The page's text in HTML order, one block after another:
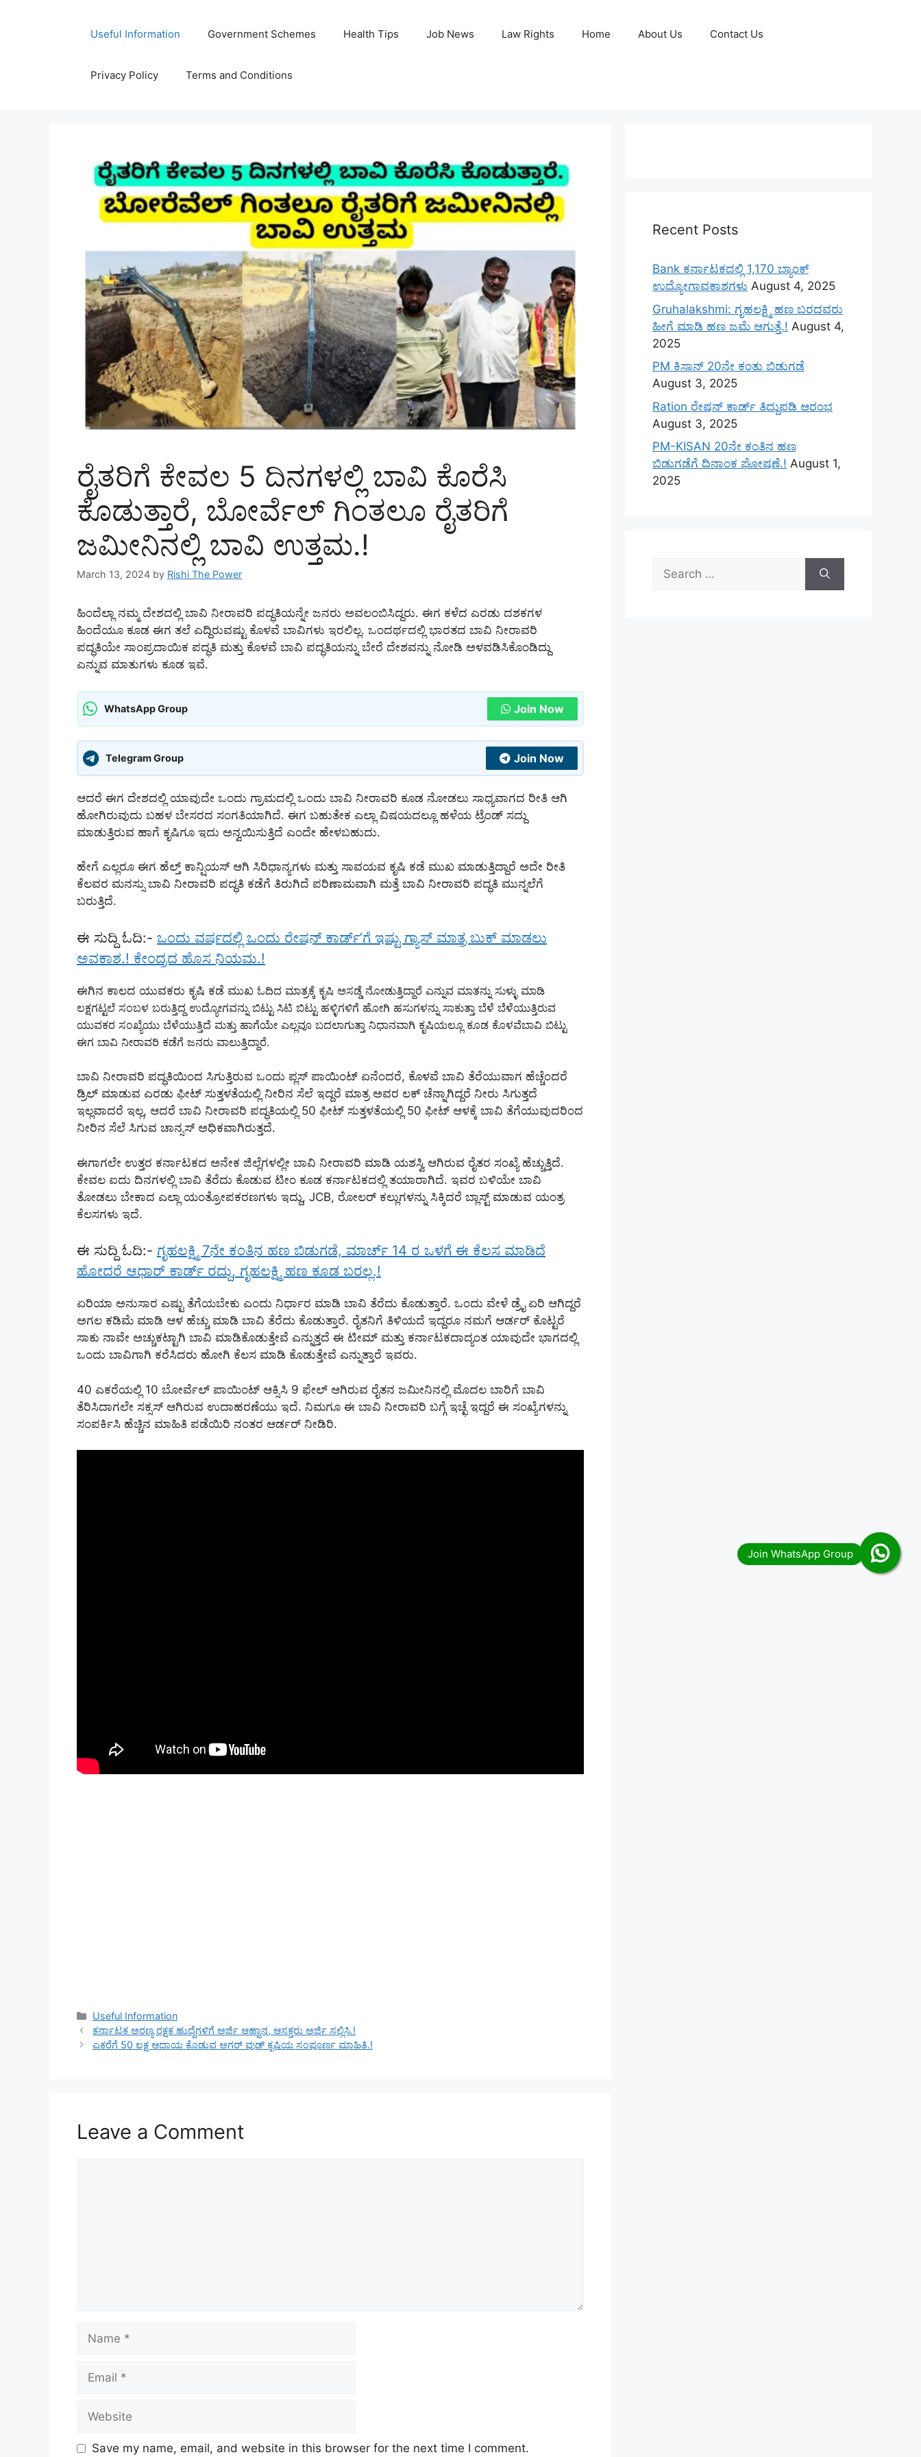
Useful Information Government Schemes Health Tips Job News Law Rights Home About Us Contact Us
Privacy Policy Terms and Conditions
ರೈತರಿಗೆ ಕೇವಲ 5 ದಿನಗಳಲ್ಲಿ ಬಾವಿ ಕೊರೆಸಿ
ಕೊಡುತ್ತಾರೆ, ಬೋರ್ವೆಲ್ ಗಿಂತಲೂ ರೈತರಿಗೆ
ಜಮೀನಿನಲ್ಲಿ ಬಾವಿ ಉತ್ತಮ.!
March 13, 2024 by Rishi The Power
ಹಿಂದೆಲ್ಲಾ ನಮ್ಮ ದೇಶದಲ್ಲಿ ಬಾವಿ ನೀರಾವರಿ ಪದ್ಧತಿಯನ್ನೇ ಜನರು ಅವಲಂಬಿಸಿದ್ದರು. ಈಗ ಕಳೆದ ಎರಡು ದಶಕಗಳ
ಹಿಂದೆಯೂ ಕೂಡ ಈಗ ತಲೆ ಎದ್ದಿರುವಷ್ಟು ಕೊಳವೆ ಬಾವಿಗಳು ಇರಲಿಲ್ಲ. ಒಂದರ್ಥದಲ್ಲಿ ಭಾರತದ ಬಾವಿ ನೀರಾವರಿ
ಪದ್ಧತಿಯೇ ಸಾಂಪ್ರದಾಯಿಕ ಪದ್ಧತಿ ಮತ್ತು ಕೊಳವೆ ಬಾವಿ ಪದ್ಧತಿಯನ್ನು ಬೇರೆ ದೇಶವನ್ನು ನೋಡಿ ಅಳವಡಿಸಿಕೊಂಡಿದ್ದು
ಎನ್ನುವ ಮಾತುಗಳು ಕೂಡ ಇವೆ.
WhatsApp Group Join Now
Telegram Group Join Now
ಆದರೆ ಈಗ ದೇಶದಲ್ಲಿ ಯಾವುದೇ ಒಂದು ಗ್ರಾಮದಲ್ಲಿ ಒಂದು ಬಾವಿ ನೀರಾವರಿ ಕೂಡ ನೋಡಲು ಸಾಧ್ಯವಾಗದ ರೀತಿ ಆಗಿ
ಹೋಗಿರುವುದು ಬಹಳ ಬೇಸರದ ಸಂಗತಿಯಾಗಿದೆ. ಈಗ ಬಹುತೇಕ ಎಲ್ಲಾ ವಿಷಯದಲ್ಲೂ ಹಳೆಯ ಟ್ರೆಂಡ್ ಸದ್ದು
ಮಾಡುತ್ತಿರುವ ಹಾಗೆ ಕೃಷಿಗೂ ಇದು ಅನ್ವಯಿಸುತ್ತಿದೆ ಎಂದೇ ಹೇಳಬಹುದು.
ಹೇಗೆ ಎಲ್ಲರೂ ಈಗ ಹೆಲ್ತ್ ಕಾನ್ಷಿಯಸ್ ಆಗಿ ಸಿರಿಧಾನ್ಯಗಳು ಮತ್ತು ಸಾವಯವ ಕೃಷಿ ಕಡೆ ಮುಖ ಮಾಡುತ್ತಿದ್ದಾರೆ ಅದೇ ರೀತಿ
ಕೆಲವರ ಮನಸ್ಸು ಬಾವಿ ನೀರಾವರಿ ಪದ್ಧತಿ ಕಡೆಗೆ ತಿರುಗಿದೆ ಪರಿಣಾಮವಾಗಿ ಮತ್ತೆ ಬಾವಿ ನೀರಾವರಿ ಪದ್ಧತಿ ಮುನ್ನಲೆಗೆ
ಬರುತ್ತಿದೆ.
ಈ ಸುದ್ದಿ ಓದಿ:- ಒಂದು ವರ್ಷದಲ್ಲಿ ಒಂದು ರೇಷನ್ ಕಾರ್ಡ್’ಗೆ ಇಷ್ಟು ಗ್ಯಾಸ್ ಮಾತ್ರ ಬುಕ್ ಮಾಡಲು
ಅವಕಾಶ.! ಕೇಂದ್ರದ ಹೊಸ ನಿಯಮ.!
ಈಗಿನ ಕಾಲದ ಯುವಕರು ಕೃಷಿ ಕಡೆ ಮುಖ ಓದಿದ ಮಾತ್ರಕ್ಕೆ ಕೃಷಿ ಅಸಡ್ಡೆ ನೋಡುತ್ತಿದ್ದಾರೆ ಎನ್ನುವ ಮಾತನ್ನು ಸುಳ್ಳು ಮಾಡಿ
ಲಕ್ಷಗಟ್ಟಲೆ ಸಂಬಳ ಬರುತ್ತಿದ್ದ ಉದ್ಯೋಗವನ್ನು ಬಿಟ್ಟು ಸಿಟಿ ಬಿಟ್ಟು ಹಳ್ಳಿಗಳಿಗೆ ಹೋಗಿ ಹಸುಗಳನ್ನು ಸಾಕುತ್ತಾ ಬೆಳೆ ಬೆಳೆಯುತ್ತಿರುವ
ಯುವಕರ ಸಂಖ್ಯೆಯು ಬೆಳೆಯುತ್ತಿದೆ ಮತ್ತು ಹಾಗೆಯೇ ಎಲ್ಲವೂ ಬದಲಾಗುತ್ತಾ ನಿಧಾನವಾಗಿ ಕೃಷಿಯಲ್ಲೂ ಕೂಡ ಕೊಳವೆಬಾವಿ ಬಿಟ್ಟು
ಈಗ ಬಾವಿ ನೀರಾವರಿ ಕಡೆಗೆ ಜನರು ವಾಲುತ್ತಿದ್ದಾರೆ.
ಬಾವಿ ನೀರಾವರಿ ಪದ್ಧತಿಯಿಂದ ಸಿಗುತ್ತಿರುವ ಒಂದು ಪ್ಲಸ್ ಪಾಯಿಂಟ್ ಏನೆಂದರೆ, ಕೊಳವೆ ಬಾವಿ ತೆರೆಯುವಾಗ ಹೆಚ್ಚೆಂದರೆ
ಡ್ರಿಲ್ ಮಾಡುವ ಎರಡು ಫೀಟ್ ಸುತ್ತಳತೆಯಲ್ಲಿ ನೀರಿನ ಸೆಲೆ ಇದ್ದರೆ ಮಾತ್ರ ಅವರ ಲಕ್ ಚೆನ್ನಾಗಿದ್ದರೆ ನೀರು ಸಿಗುತ್ತದೆ
ಇಲ್ಲವಾದರೆ ಇಲ್ಲ, ಆದರೆ ಬಾವಿ ನೀರಾವರಿ ಪದ್ಧತಿಯಲ್ಲಿ 50 ಫೀಟ್ ಸುತ್ತಳತೆಯಲ್ಲಿ 50 ಫೀಟ್ ಆಳಕ್ಕೆ ಬಾವಿ ತೆಗೆಯುವುದರಿಂದ
ನೀರಿನ ಸೆಲೆ ಸಿಗುವ ಚಾನ್ಸಸ್ ಅಧಿಕವಾಗಿರುತ್ತದೆ.
ಈಗಾಗಲೇ ಉತ್ತರ ಕರ್ನಾಟಕದ ಅನೇಕ ಜಿಲ್ಲೆಗಳಲ್ಲೀ ಬಾವಿ ನೀರಾವರಿ ಮಾಡಿ ಯಶಸ್ವಿ ಆಗಿರುವ ರೈತರ ಸಂಖ್ಯೆ ಹೆಚ್ಚುತ್ತಿದೆ.
ಕೇವಲ ಐದು ದಿನಗಳಲ್ಲಿ ಬಾವಿ ತೆರೆದು ಕೊಡುವ ಟೀಂ ಕೂಡ ಕರ್ನಾಟಕದಲ್ಲಿ ತಯಾರಾಗಿದೆ. ಇವರ ಬಳಿಯೇ ಬಾವಿ
ತೋಡಲು ಬೇಕಾದ ಎಲ್ಲಾ ಯಂತ್ರೋಪಕರಣಗಳು ಇದ್ದು, JCB, ರೋಲರ್ ಕಲ್ಲುಗಳನ್ನು ಸಿಕ್ಕಿದರೆ ಬ್ಲಾಸ್ಟ್ ಮಾಡುವ ಯಂತ್ರ
ಕೆಲಸಗಳು ಇದೆ.
ಈ ಸುದ್ದಿ ಓದಿ:- ಗೃಹಲಕ್ಷ್ಮಿ 7ನೇ ಕಂತಿನ ಹಣ ಬಿಡುಗಡೆ, ಮಾರ್ಚ್ 14 ರ ಒಳಗೆ ಈ ಕೆಲಸ ಮಾಡಿದೆ
ಹೋದರೆ ಆಧಾರ್ ಕಾರ್ಡ್ ರದ್ದು, ಗೃಹಲಕ್ಷ್ಮಿ ಹಣ ಕೂಡ ಬರಲ್ಲ.!
ಏರಿಯಾ ಅನುಸಾರ ಎಷ್ಟು ತೆಗೆಯಬೇಕು ಎಂದು ನಿರ್ಧಾರ ಮಾಡಿ ಬಾವಿ ತೆರೆದು ಕೊಡುತ್ತಾರೆ. ಒಂದು ವೇಳೆ ಡ್ರೈ ಏರಿ ಆಗಿದ್ದರೆ
ಅಗಲ ಕಡಿಮೆ ಮಾಡಿ ಆಳ ಹೆಚ್ಚು ಮಾಡಿ ಬಾವಿ ತೆರೆದು ಕೊಡುತ್ತಾರೆ. ರೈತನಿಗೆ ತಿಳಿಯದೆ ಇದ್ದರೂ ನಮಗೆ ಆರ್ಡರ್ ಕೊಟ್ಟರೆ
ಸಾಕು ನಾವೇ ಅಚ್ಚುಕಟ್ಟಾಗಿ ಬಾವಿ ಮಾಡಿಕೊಡುತ್ತೇವೆ ಎನ್ನುತ್ತದೆ ಈ ಟೀಮ್ ಮತ್ತು ಕರ್ನಾಟಕದಾದ್ಯಂತ ಯಾವುದೇ ಭಾಗದಲ್ಲಿ
ಒಂದು ಬಾವಿಗಾಗಿ ಕರೆಸಿದರು ಹೋಗಿ ಕೆಲಸ ಮಾಡಿ ಕೊಡುತ್ತೇವೆ ಎನ್ನುತ್ತಾರೆ ಇವರು.
40 ಎಕರೆಯಲ್ಲಿ 10 ಬೋರ್ವೆಲ್ ಪಾಯಿಂಟ್ ಆಕ್ಸಿಸಿ 9 ಫೇಲ್ ಆಗಿರುವ ರೈತನ ಜಮೀನಿನಲ್ಲಿ ಮೊದಲ ಬಾರಿಗೆ ಬಾವಿ
ತೆರಿಸಿದಾಗಲೇ ಸಕ್ಸಸ್ ಆಗಿರುವ ಉದಾಹರಣೆಯು ಇದೆ. ನಿಮಗೂ ಈ ಬಾವಿ ನೀರಾವರಿ ಬಗ್ಗೆ ಇಚ್ಛೆ ಇದ್ದರೆ ಈ ಸಂಖ್ಯೆಗಳನ್ನು
ಸಂಪರ್ಕಿಸಿ ಹೆಚ್ಚಿನ ಮಾಹಿತಿ ಪಡೆಯಿರಿ ನಂತರ ಆರ್ಡರ್ ನೀಡಿರಿ.
Categories
Useful Information
ಕರ್ನಾಟಕ ಅರಣ್ಯ ರಕ್ಷಕ ಹುದ್ದೆಗಳಿಗೆ ಅರ್ಜಿ ಆಹ್ವಾನ, ಆಸಕ್ತರು ಅರ್ಜಿ ಸಲ್ಲಿಸಿ.!
ಎಕರೆಗೆ 50 ಲಕ್ಷ ಆದಾಯ ಕೊಡುವ ಅಗರ್ ವುಡ್ ಕೃಷಿಯ ಸಂಪೂರ್ಣ ಮಾಹಿತಿ.!
Leave a Comment
Save my name, email, and website in this browser for the next time I comment.
Recent Posts
Bank ಕರ್ನಾಟಕದಲ್ಲಿ 1,170 ಬ್ಯಾಂಕ್
ಉದ್ಯೋಗಾವಕಾಶಗಳು August 4, 2025
Gruhalakshmi: ಗೃಹಲಕ್ಷ್ಮಿ ಹಣ ಬರದವರು
ಹೀಗೆ ಮಾಡಿ ಹಣ ಜಮೆ‌ ಆಗುತ್ತೆ.! August 4,
2025
PM ಕಿಸಾನ್ 20ನೇ ಕಂತು ಬಿಡುಗಡೆ
August 3, 2025
Ration ರೇಷನ್ ಕಾರ್ಡ್ ತಿದ್ದುಪಡಿ ಆರಂಭ
August 3, 2025
PM-KISAN 20ನೇ ಕಂತಿನ ಹಣ
ಬಿಡುಗಡೆಗೆ ದಿನಾಂಕ ಘೋಷಣೆ.! August 1,
2025
Search
for: